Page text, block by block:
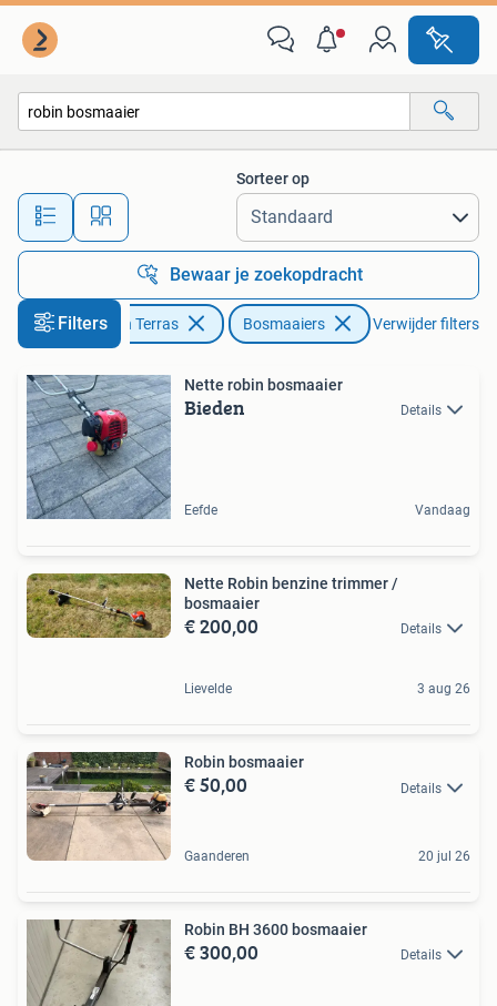
Alle afstanden…
Sorteer op
Bewaar je zoekopdracht
FiltersTuin en Terras Bosmaaiers Verwijder filters
Nette robin bosmaaier
Bieden Details
Eefde Vandaag
Nette Robin benzine trimmer /
bosmaaier
€ 200,00 Details
Lievelde 3 aug 26
Robin bosmaaier
€ 50,00 Details
Gaanderen 20 jul 26
Robin BH 3600 bosmaaier
€ 300,00 Details